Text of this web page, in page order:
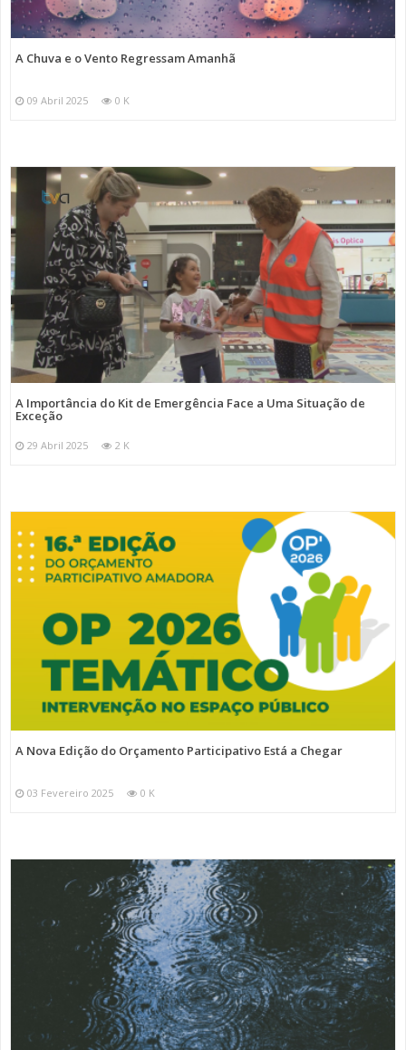
A Chuva e o Vento Regressam Amanhã
09 Abril 2025 0 K
A Importância do Kit de Emergência Face a Uma Situação de
Exceção
29 Abril 2025 2 K
A Nova Edição do Orçamento Participativo Está a Chegar
03 Fevereiro 2025 0 K